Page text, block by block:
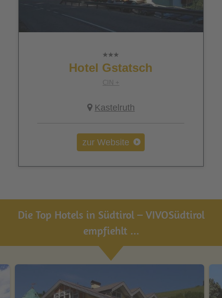
Hotel Gstatsch
CIN +
Kastelruth
zur Website
Die Top Hotels in Südtirol – VIVOSüdtirol
empfiehlt ...